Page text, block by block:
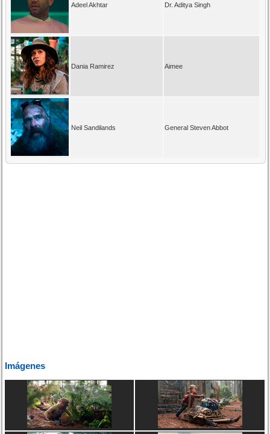
Adeel Akhtar Dr. Aditya Singh
Dania Ramirez Aimee
Neil Sandilands General Steven Abbot
Imágenes